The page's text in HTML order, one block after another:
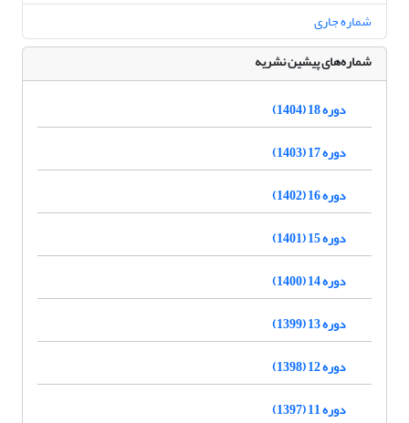
شماره جاری
شماره‌های پیشین نشریه
دوره 18 (1404)
دوره 17 (1403)
دوره 16 (1402)
دوره 15 (1401)
دوره 14 (1400)
دوره 13 (1399)
دوره 12 (1398)
دوره 11 (1397)